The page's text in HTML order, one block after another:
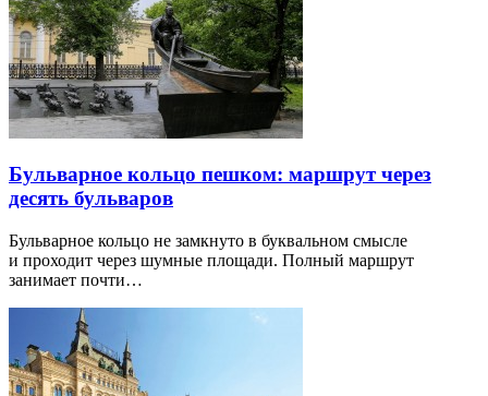
Бульварное кольцо пешком: маршрут через
десять бульваров
Бульварное кольцо не замкнуто в буквальном смысле
и проходит через шумные площади. Полный маршрут
занимает почти…